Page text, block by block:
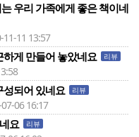
우리 가족에게 좋은 책이네
11 13:57
하게 만들어 놓았네요 리뷰
성되어 있네요 리뷰
06 16:17
요 리뷰